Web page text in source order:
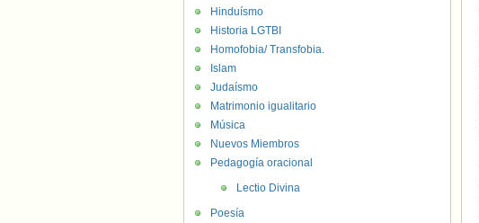
Hinduísmo
Historia LGTBI
Homofobia/ Transfobia.
Islam
Judaísmo
Matrimonio igualitario
Música
Nuevos Miembros
Pedagogía oracional
Lectio Divina
Poesía